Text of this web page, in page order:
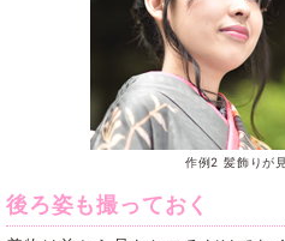
作例2 髪飾りが
後ろ姿も撮っておく